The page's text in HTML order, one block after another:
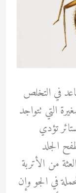
في التخلص
التي تتواجد
تؤدي
الجلد
من الأتربة
في الجو وإن